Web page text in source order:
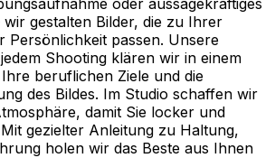
wir gestalten Bilder, die zu Ihrer
Persönlichkeit passen. Unsere
Shooting klären wir in einem
beruflichen Ziele und die
des Bildes. Im Studio schaffen wir
damit Sie locker und
gezielter Anleitung zu Haltung,
holen wir das Beste aus Ihnen